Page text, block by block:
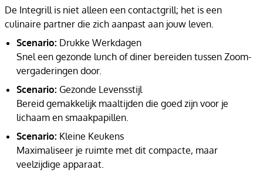
De Integrill is niet alleen een contactgrill; het is een
culinaire partner die zich aanpast aan jouw leven.
Scenario: Drukke Werkdagen
Snel een gezonde lunch of diner bereiden tussen Zoom-
vergaderingen door.
Scenario: Gezonde Levensstijl
Bereid gemakkelijk maaltijden die goed zijn voor je
lichaam en smaakpapillen.
Scenario: Kleine Keukens
Maximaliseer je ruimte met dit compacte, maar
veelzijdige apparaat.